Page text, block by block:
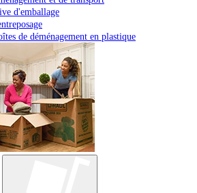
d'emballage
de déménagement en plastique